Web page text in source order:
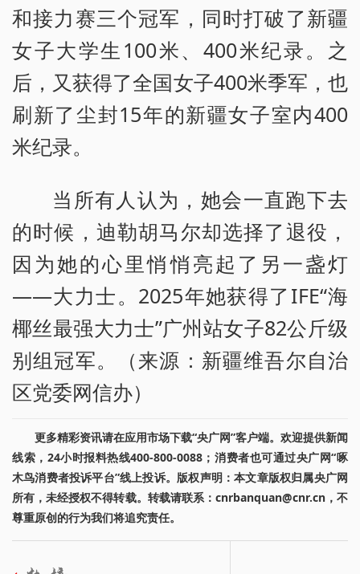
和接力赛三个冠军，同时打破了新疆
女子大学生100米、400米纪录。之
后，又获得了全国女子400米季军，也
刷新了尘封15年的新疆女子室内400
米纪录。
当所有人认为，她会一直跑下去
的时候，迪勒胡马尔却选择了退役，
因为她的心里悄悄亮起了另一盏灯
——大力士。2025年她获得了IFE“海
椰丝最强大力士”广州站女子82公斤级
别组冠军。（来源：新疆维吾尔自治
区党委网信办）
更多精彩资讯请在应用市场下载“央广网”客户端。欢迎提供新闻
线索，24小时报料热线400-800-0088；消费者也可通过央广网“啄
木鸟消费者投诉平台”线上投诉。版权声明：本文章版权归属央广网
所有，未经授权不得转载。转载请联系：cnrbanquan@cnr.cn，不
尊重原创的行为我们将追究责任。